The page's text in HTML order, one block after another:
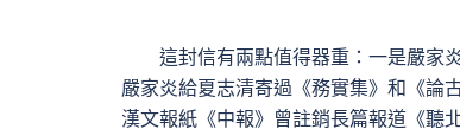
這封信有兩點值得器重：一是嚴家
嚴家炎給夏志清寄過《務實集》和《論
漢文報紙《中報》曾註銷長篇報道《聽